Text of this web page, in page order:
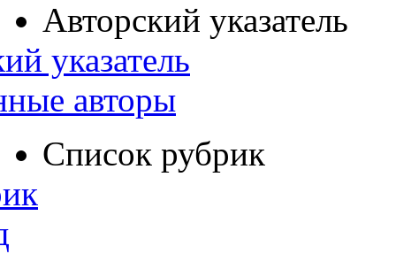
Авторский указатель
указатель
авторы
Список рубрик